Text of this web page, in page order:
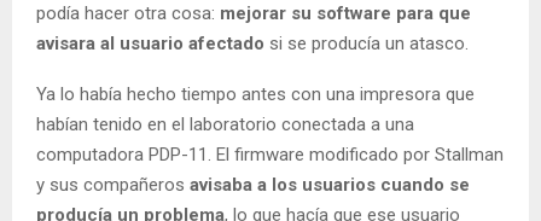
podía hacer otra cosa: mejorar su software para que
avisara al usuario afectado si se producía un atasco.
Ya lo había hecho tiempo antes con una impresora que
habían tenido en el laboratorio conectada a una
computadora PDP-11. El firmware modificado por Stallman
y sus compañeros avisaba a los usuarios cuando se
producía un problema, lo que hacía que ese usuario